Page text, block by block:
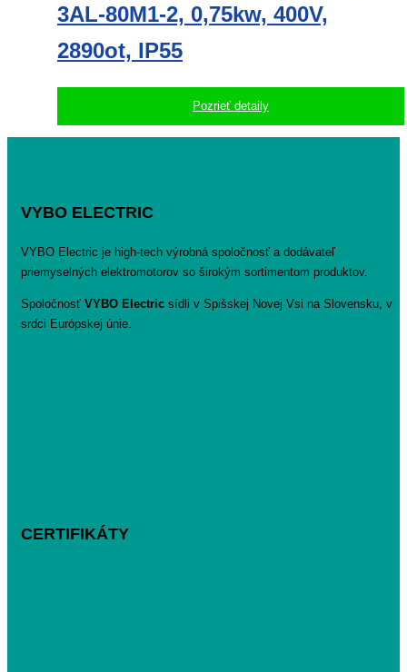
3AL-80M1-2, 0,75kw, 400V,
2890ot, IP55
Pozrieť detaily
VYBO ELECTRIC
VYBO Electric je high-tech výrobná spoločnosť a dodávateľ
priemyselných elektromotorov so širokým sortimentom produktov.
Spoločnosť VYBO Electric sídli v Spišskej Novej Vsi na Slovensku, v
srdci Európskej únie.
CERTIFIKÁTY